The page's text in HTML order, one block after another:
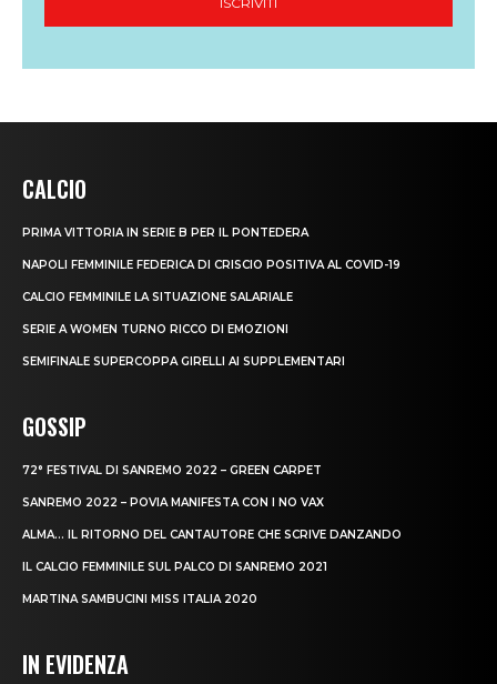
CALCIO
PRIMA VITTORIA IN SERIE B PER IL PONTEDERA
NAPOLI FEMMINILE FEDERICA DI CRISCIO POSITIVA AL COVID-19
CALCIO FEMMINILE LA SITUAZIONE SALARIALE
SERIE A WOMEN TURNO RICCO DI EMOZIONI
SEMIFINALE SUPERCOPPA GIRELLI AI SUPPLEMENTARI
GOSSIP
72° FESTIVAL DI SANREMO 2022 – GREEN CARPET
SANREMO 2022 – POVIA MANIFESTA CON I NO VAX
ALMA… IL RITORNO DEL CANTAUTORE CHE SCRIVE DANZANDO
IL CALCIO FEMMINILE SUL PALCO DI SANREMO 2021
MARTINA SAMBUCINI MISS ITALIA 2020
IN EVIDENZA